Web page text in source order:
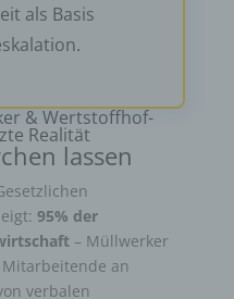
als Basis
& Wertstoffhof-
Realität
lassen
95% der
– Müllwerker
an
verbalen